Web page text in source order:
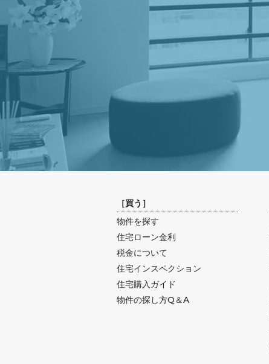
［買う ］
物件を探す
住宅ローン金利
税金について
住宅インスペクション
住宅購入ガイド
物件の探し方Q＆A